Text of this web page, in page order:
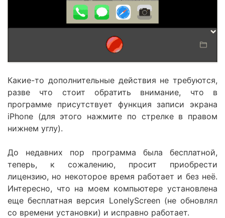
Какие-то дополнительные действия не требуются,
разве что стоит обратить внимание, что в
программе присутствует функция записи экрана
iPhone (для этого нажмите по стрелке в правом
нижнем углу).
До недавних пор программа была бесплатной,
теперь, к сожалению, просит приобрести
лицензию, но некоторое время работает и без неё.
Интересно, что на моем компьютере установлена
еще бесплатная версия LonelyScreen (не обновлял
со времени установки) и исправно работает.